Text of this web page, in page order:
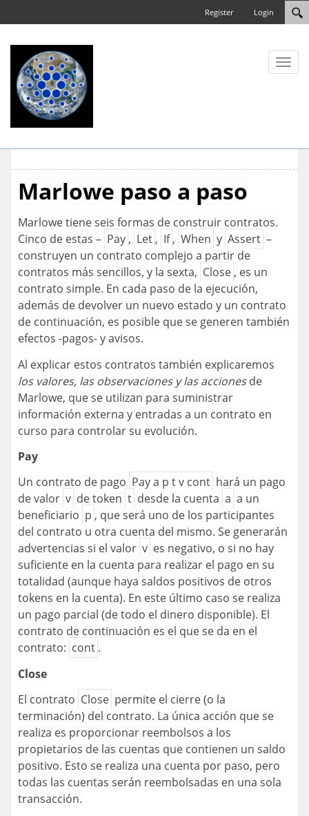
Login
Register
Toggle
Marlowe paso a paso
Marlowe tiene seis formas de construir contratos.
Cinco de estas – Pay , Let , If , When y Assert –
construyen un contrato complejo a partir de
contratos más sencillos, y la sexta, Close , es un
contrato simple. En cada paso de la ejecución,
además de devolver un nuevo estado y un contrato
de continuación, es posible que se generen también
efectos -pagos- y avisos.
Al explicar estos contratos también explicaremos
los valores, las observaciones y las accionesde
Marlowe, que se utilizan para suministrar
información externa y entradas a un contrato en
curso para controlar su evolución.
Pay
Un contrato de pago Pay a p t v cont hará un pago
de valor v de token t desde la cuenta a a un
beneficiario p , que será uno de los participantes
del contrato u otra cuenta del mismo. Se generarán
advertencias si el valor v es negativo, o si no hay
suficiente en la cuenta para realizar el pago en su
totalidad (aunque haya saldos positivos de otros
tokens en la cuenta). En este último caso se realiza
un pago parcial (de todo el dinero disponible). El
contrato de continuación es el que se da en el
contrato: cont .
Close
El contrato Close permite el cierre (o la
terminación) del contrato. La única acción que se
realiza es proporcionar reembolsos a los
propietarios de las cuentas que contienen un saldo
positivo. Esto se realiza una cuenta por paso, pero
todas las cuentas serán reembolsadas en una sola
transacción.